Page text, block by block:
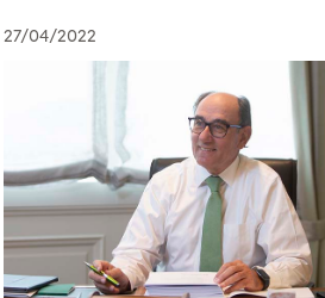
27/04/2022